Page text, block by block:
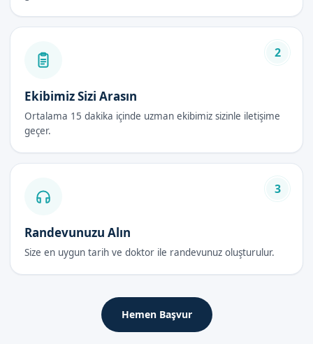
Sünnet Bakımı Avantajları
Güvenli ve ağrısız işlem
İyileşme süreci hızlanıyor
Uygun fiyatlar
Sünnet Bakımı Fiyatları 2026
Sünnet bakımı fiyatları 2026, diğer yöntemlere göre daha
doktorun deneyimine göre değişiyor.
Sünnet Bakımı Sonrası Bakım Rehberi
İlk 48 Saat
temizlenmesi ve kuruması çok önemlidir. Bu sayede, iyileşme
süreci hızlanıyor ve enfeksiyon riski minimize ediliyor.
2
Ekibimiz Sizi Arasın
Ortalama 15 dakika içinde uzman ekibimiz sizinle iletişime
geçer.
3
Randevunuzu Alın
Size en uygun tarih ve doktor ile randevunuz oluşturulur.
Hemen Başvur